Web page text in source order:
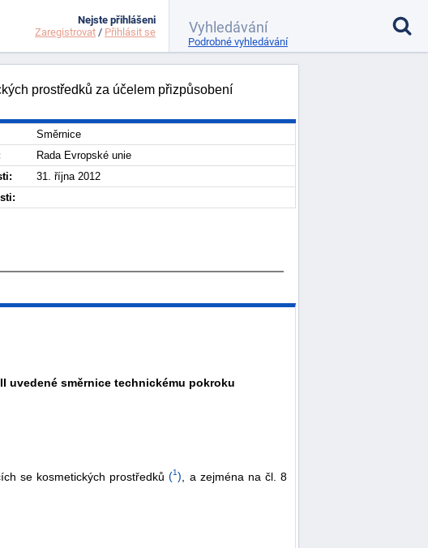
prostředků za účelem přizpůsobení
Směrnice
Rada Evropské unie
31. října 2012
uvedené směrnice technickému pokroku
se kosmetických prostředků (1) , a zejména na čl. 8
Nejste přihlášeni
Zaregistrovat / Přihlásit se
Podrobné vyhledávání